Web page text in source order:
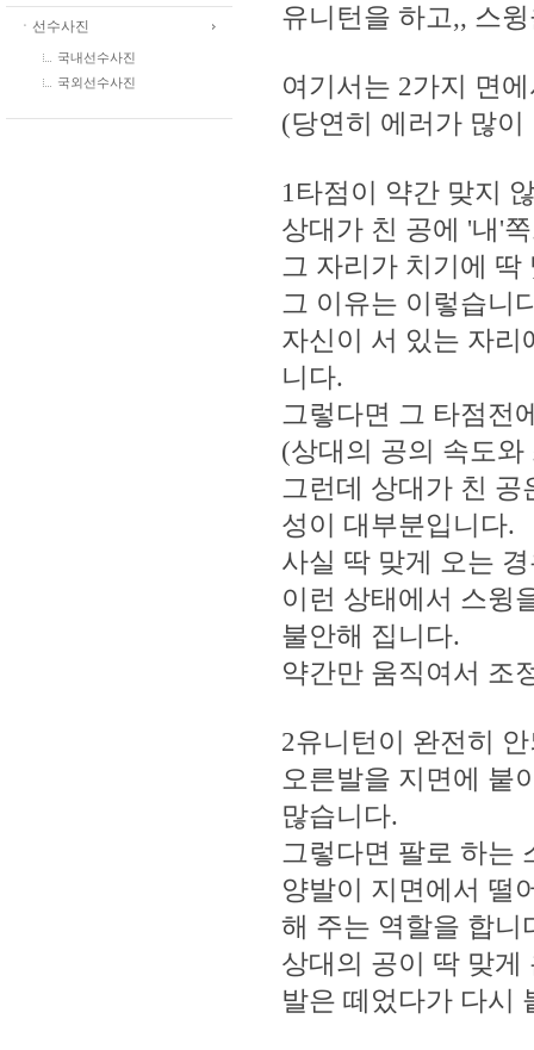
ㆍ선수사진
국내선수사진
국외선수사진
유니턴을 하고,, 스
여기서는 2가지 면
(당연히 에러가 많이
1타점이 약간 맞지
상대가 친 공에 '내'
그 자리가 치기에 딱
그 이유는 이렇습니
자신이 서 있는 자리
니다.
그렇다면 그 타점전
(상대의 공의 속도
그런데 상대가 친
성이 대부분입니다.
사실 딱 맞게 오는
이런 상태에서 스윙
불안해 집니다.
약간만 움직여서 조
2유니턴이 완전히
오른발을 지면에 붙
많습니다.
그렇다면 팔로 하는
양발이 지면에서 떨
해 주는 역할을 합니
상대의 공이 딱 맞
발은 떼었다가 다시